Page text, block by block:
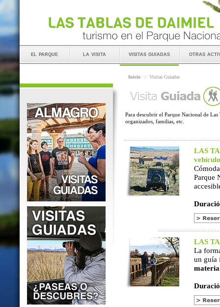
el parque la visita visitas guiadas otras
Inicio :: Visitas Guiadas
Para descubrir el Parque Nacional de
organizados, familias, etc.
LAS
vehículo
Parque
LAS
La
un guía